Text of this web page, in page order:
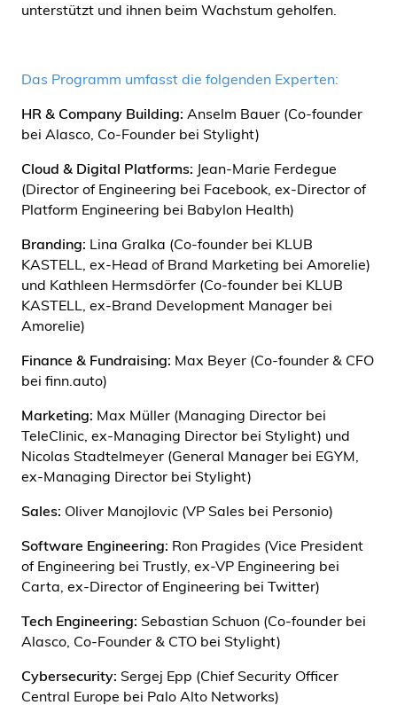
unterstützt und ihnen beim Wachstum geholfen.
Das Programm umfasst die folgenden Experten:
HR & Company Building: Anselm Bauer (Co-founder
bei Alasco, Co-Founder bei Stylight)
Cloud & Digital Platforms: Jean-Marie Ferdegue
(Director of Engineering bei Facebook, ex-Director of
Platform Engineering bei Babylon Health)
Branding: Lina Gralka (Co-founder bei KLUB
KASTELL, ex-Head of Brand Marketing bei Amorelie)
und Kathleen Hermsdörfer (Co-founder bei KLUB
KASTELL, ex-Brand Development Manager bei
Amorelie)
Finance & Fundraising: Max Beyer (Co-founder & CFO
bei finn.auto)
Marketing: Max Müller (Managing Director bei
TeleClinic, ex-Managing Director bei Stylight) und
Nicolas Stadtelmeyer (General Manager bei EGYM,
ex-Managing Director bei Stylight)
Sales: Oliver Manojlovic (VP Sales bei Personio)
Software Engineering: Ron Pragides (Vice President
of Engineering bei Trustly, ex-VP Engineering bei
Carta, ex-Director of Engineering bei Twitter)
Tech Engineering: Sebastian Schuon (Co-founder bei
Alasco, Co-Founder & CTO bei Stylight)
Cybersecurity: Sergej Epp (Chief Security Officer
Central Europe bei Palo Alto Networks)